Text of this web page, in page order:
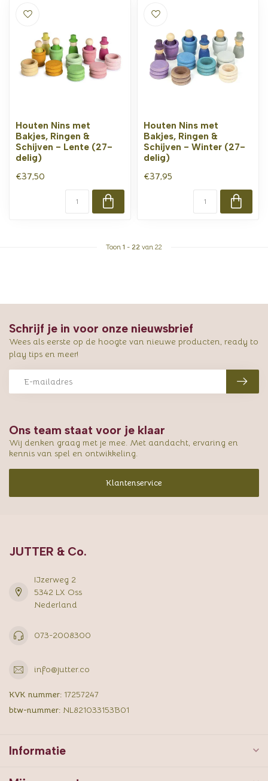
Houten Nins met
Bakjes, Ringen &
Schijven - Lente (27-
delig)
€37,50
Houten Nins met
Bakjes, Ringen &
Schijven - Winter (27-
delig)
€37,95
Toon 1 - 22 van 22
Ons team staat voor je klaar
Wij denken graag met je mee. Met aandacht, ervaring en
kennis van spel en ontwikkeling.
Klantenservice
Schrijf je in voor onze nieuwsbrief
Wees als eerste op de hoogte van nieuwe producten, ready to
play tips en meer!
JUTTER & Co.
IJzerweg 2
5342 LX Oss
Nederland
073-2008300
info@jutter.co
KVK nummer: 17257247
btw-nummer: NL821033153B01
Informatie